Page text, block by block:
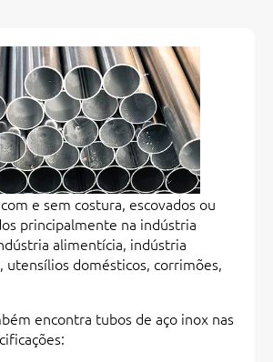
e sem costura, escovados ou
principalmente na indústria
alimentícia, indústria
utensílios domésticos, corrimões,
encontra tubos de aço inox nas